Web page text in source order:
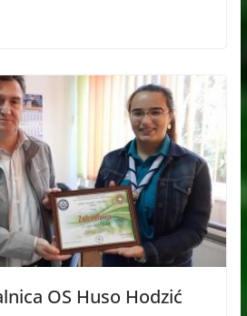
OS Huso Hodzić